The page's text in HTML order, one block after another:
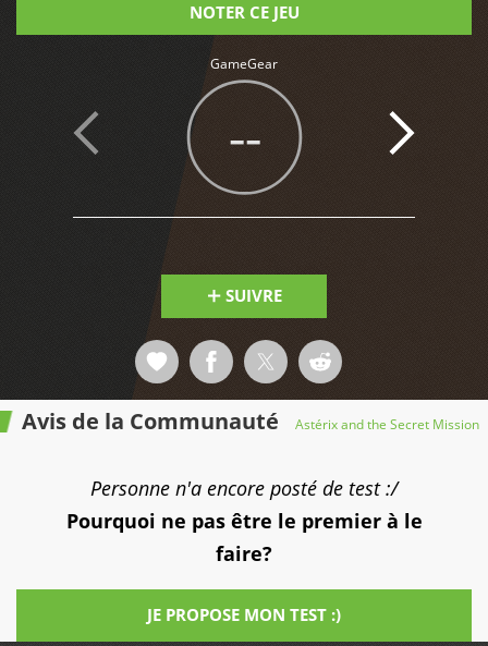
NOTER CE JEU
GameGear
--
SUIVRE
Avis de la Communauté Astérix and the Secret Mission
Personne n'a encore posté de test :/
Pourquoi ne pas être le premier à le
faire?
JE PROPOSE MON TEST :)